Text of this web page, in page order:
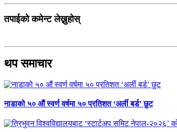
तपाईको कमेन्ट लेख्नुहोस्
थप समाचार
नाडाको ५० औं स्वर्ण वर्षमा ५० प्रतिशत ‘अर्ली बर्ड’ छुट